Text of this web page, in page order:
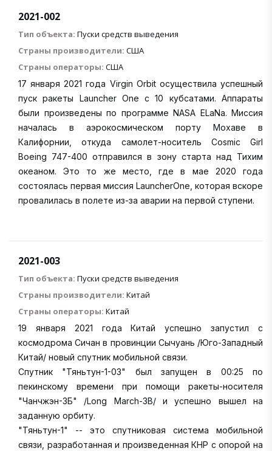
2021-002
Тип объекта: Пуски средств выведения
Страны производители: США
Страны операторы: США
17 января 2021 года Virgin Orbit осуществила успешный
пуск ракеты Launcher One с 10 кубсатами. Аппараты
были произведены по программе NASA ELaNa. Миссия
началась в аэрокосмическом порту Мохаве в
Калифорнии, откуда самолет-носитель Cosmic Girl
Boeing 747-400 отправился в зону старта над Тихим
океаном. Это то же место, где в мае 2020 года
состоялась первая миссия LauncherOne, которая вскоре
провалилась в полете из-за аварии на первой ступени.
2021-003
Тип объекта: Пуски средств выведения
Страны производители: Китай
Страны операторы: Китай
19 января 2021 года Китай успешно запустил с
космодрома Сичан в провинции Сычуань /Юго-Западный
Китай/ новый спутник мобильной связи.
Спутник "Тяньтун-1-03" был запущен в 00:25 по
пекинскому времени при помощи ракеты-носителя
"Чанчжэн-3Б" /Long March-3B/ и успешно вышел на
заданную орбиту.
"Тяньтун-1" -- это спутниковая система мобильной
связи, разработанная и произведенная КНР с опорой на